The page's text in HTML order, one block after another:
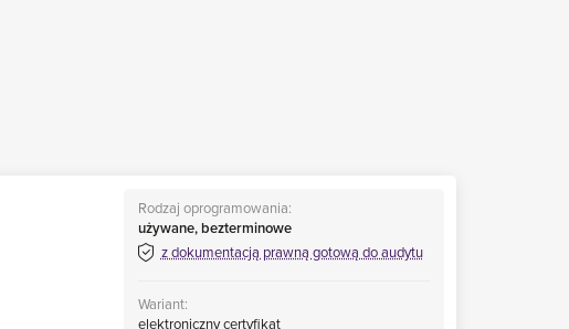
Rodzaj oprogramowania:
używane, bezterminowe
z dokumentacją prawną gotową do audytu
Wariant:
elektroniczny certyfikat